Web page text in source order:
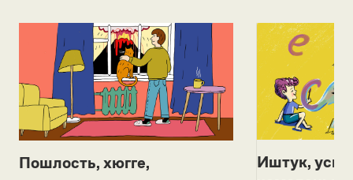
Пошлость, хюгге,
Иштук,